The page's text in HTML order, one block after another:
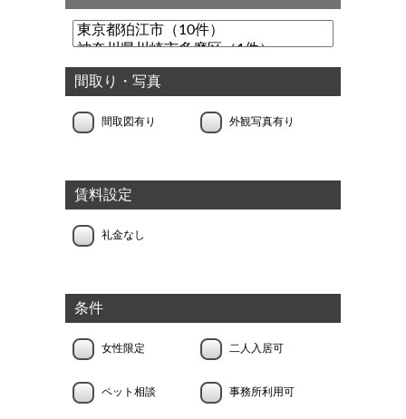
間取り・写真
間取図有り 外観写真有り
賃料設定
礼金なし
条件
女性限定 二人入居可
ペット相談 事務所利用可